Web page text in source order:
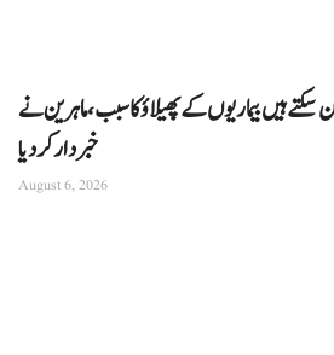
ہیں بیماریوں کے پھیلاؤ کا سبب، ماہرین نے
خبردار کر دیا
August 6, 2026